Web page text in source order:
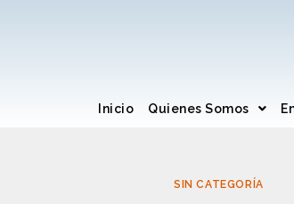
Inicio Quienes Somos
SIN CATEGORÍA